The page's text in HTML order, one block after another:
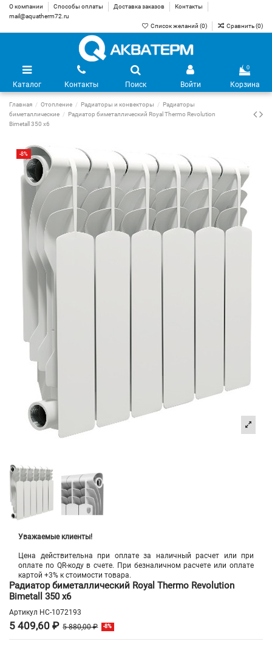
О компании Способы оплаты Доставка заказов
Контакты
mail@aquatherm72.ru
Список желаний (0) Сравнить (0)
Каталог Контакты Поиск Войти
0
Корзина
Главная Отопление Радиаторы и конвекторы
Радиаторы
биметаллические
Радиатор биметаллический Royal Thermo Revolution
Bimetall 350 х6
-8%
Уважаемые клиенты!
Цена действительна при оплате за наличный расчет или при
оплате по QR-коду в счете. При безналичном расчете или оплате
картой +3% к стоимости товара.
Радиатор биметаллический Royal Thermo Revolution
Bimetall 350 х6
Артикул НС-1072193
5 409,60 ₽ 5 880,00 ₽ -8%